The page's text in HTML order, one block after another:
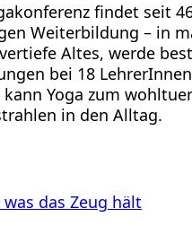
findet seit
Weiterbildung – in
Altes, werde
bei 18
kann Yoga zum
in den Alltag.
das Zeug hält